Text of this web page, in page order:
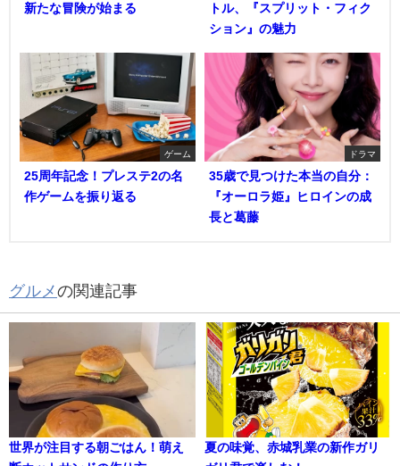
新たな冒険が始まる
トル、『スプリット・フィク
ション』の魅力
ゲーム
25周年記念！プレステ2の名
作ゲームを振り返る
ドラマ
35歳で見つけた本当の自分：
『オーロラ姫』ヒロインの成
長と葛藤
グルメの関連記事
世界が注目する朝ごはん！萌え
夏の味覚、赤城乳業の新作ガリ